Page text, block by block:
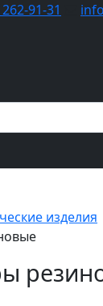
изделия